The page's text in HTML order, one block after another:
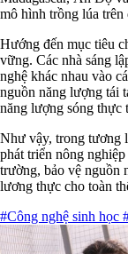
mô hình trồng lúa trên
Hướng đến mục tiêu
vững. Các nhà sáng
nghệ khác nhau vào
nguồn năng lượng tái
năng lượng sóng thực
Như vậy, trong tương
phát triển nông
trường, bảo vệ nguồn
lương thực cho toàn
#Công nghệ sinh học